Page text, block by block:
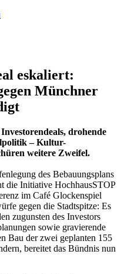
eskaliert:
Münchner
drohende
– Kultur-
weitere Zweifel.
des Bebauungsplans
die Initiative HochhausSTOP
im Café Glockenspiel
gegen die Stadtspitze: Es
zugunsten des Investors
sowie gravierende
Bau der zwei geplanten 155
bereitet das Bündnis nun